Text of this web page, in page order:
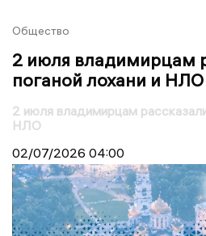
Общество
2 июля владимирцам
поганой лохани и НЛО
2 июля владимирцам
НЛО
02/07/2026 04:00